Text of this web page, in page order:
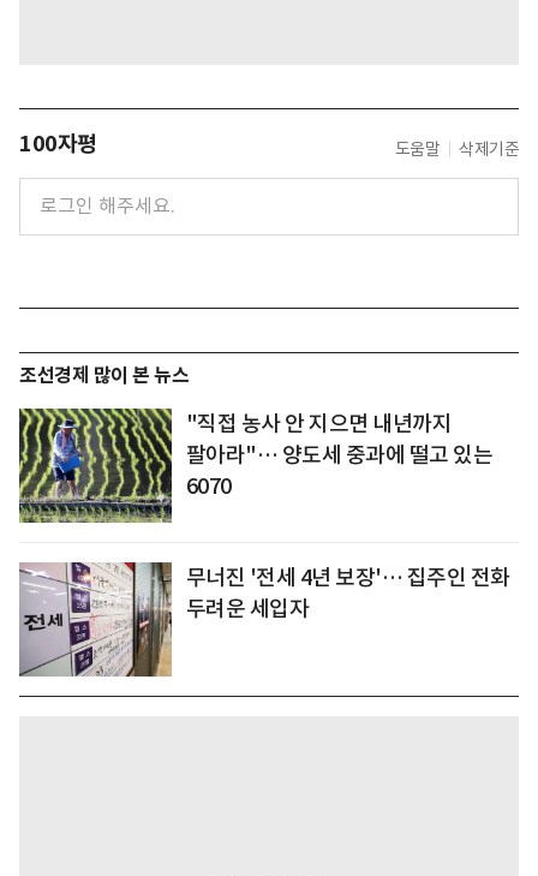
100자평 도움말 삭제기준
조선경제 많이 본 뉴스
"직접 농사 안 지으면 내년까지
팔아라"… 양도세 중과에 떨고 있는
6070
무너진 '전세 4년 보장'… 집주인 전화
두려운 세입자